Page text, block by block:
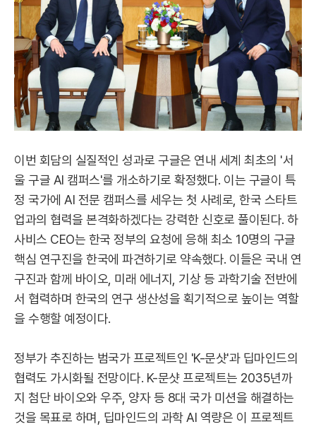
이번 회담의 실질적인 성과로 구글은 연내 세계 최초의 '서
울 구글 AI 캠퍼스'를 개소하기로 확정했다. 이는 구글이 특
정 국가에 AI 전문 캠퍼스를 세우는 첫 사례로, 한국 스타트
업과의 협력을 본격화하겠다는 강력한 신호로 풀이된다. 하
사비스 CEO는 한국 정부의 요청에 응해 최소 10명의 구글
핵심 연구진을 한국에 파견하기로 약속했다. 이들은 국내 연
구진과 함께 바이오, 미래 에너지, 기상 등 과학기술 전반에
서 협력하며 한국의 연구 생산성을 획기적으로 높이는 역할
을 수행할 예정이다.
정부가 추진하는 범국가 프로젝트인 'K-문샷'과 딥마인드의
협력도 가시화될 전망이다. K-문샷 프로젝트는 2035년까
지 첨단 바이오와 우주, 양자 등 8대 국가 미션을 해결하는
것을 목표로 하며, 딥마인드의 과학 AI 역량은 이 프로젝트